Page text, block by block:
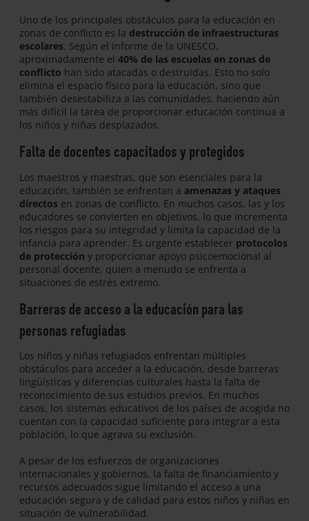
Uno de los principales obstáculos para la educación en
zonas de conflicto es la destrucción de infraestructuras
escolares. Según el informe de la UNESCO,
aproximadamente el 40% de las escuelas en zonas de
conflicto han sido atacadas o destruidas. Esto no solo
elimina el espacio físico para la educación, sino que
también desestabiliza a las comunidades, haciendo aún
más difícil la tarea de proporcionar educación continua a
los niños y niñas desplazados.
Falta de docentes capacitados y protegidos
Los maestros y maestras, que son esenciales para la
educación, también se enfrentan a amenazas y ataques
directos en zonas de conflicto. En muchos casos, las y los
educadores se convierten en objetivos, lo que incrementa
los riesgos para su integridad y limita la capacidad de la
infancia para aprender. Es urgente establecer protocolos
de protección y proporcionar apoyo psicoemocional al
personal docente, quien a menudo se enfrenta a
situaciones de estrés extremo.
Barreras de acceso a la educación para las
personas refugiadas
Los niños y niñas refugiados enfrentan múltiples
obstáculos para acceder a la educación, desde barreras
lingüísticas y diferencias culturales hasta la falta de
reconocimiento de sus estudios previos. En muchos
casos, los sistemas educativos de los países de acogida no
cuentan con la capacidad suficiente para integrar a esta
población, lo que agrava su exclusión.
A pesar de los esfuerzos de organizaciones
internacionales y gobiernos, la falta de financiamiento y
recursos adecuados sigue limitando el acceso a una
educación segura y de calidad para estos niños y niñas en
situación de vulnerabilidad.